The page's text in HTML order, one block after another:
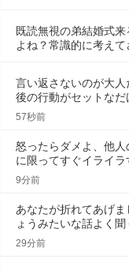
既読無視の弟結婚式
よね？常識的に考えて
言い返さないのが大
後の行動がセットなだ
57秒前
怒ったらダメよ、他
に限ってすぐイライラ
9分前
あなたが折れてあげ
ょうみたいな話よく聞
29分前